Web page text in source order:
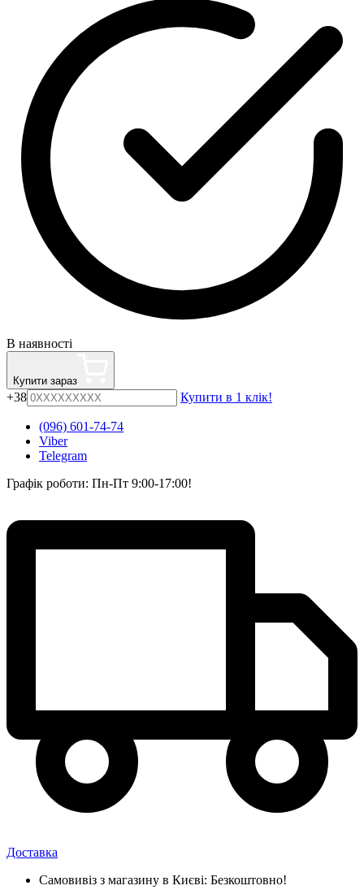
В наявності
Купити зараз
+38 Купити в 1 клік!
(096) 601-74-74
Viber
Telegram
Графік роботи: Пн-Пт 9:00-17:00!
Доставка
Самовивіз з магазину в Києві: Безкоштовно!